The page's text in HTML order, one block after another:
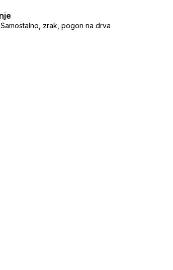
Samostalno, zrak, pogon na drva